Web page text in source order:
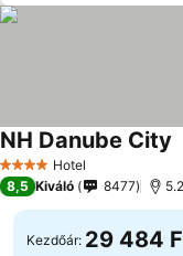
4 KategóriaHotel
NH Danube City
8,5 Kiváló 8477
Kezdőár: 29 484